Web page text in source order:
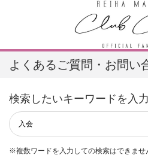
よくあるご質問・お問い
検索したいキーワードを入
※複数ワードを入力しての検索はできませ